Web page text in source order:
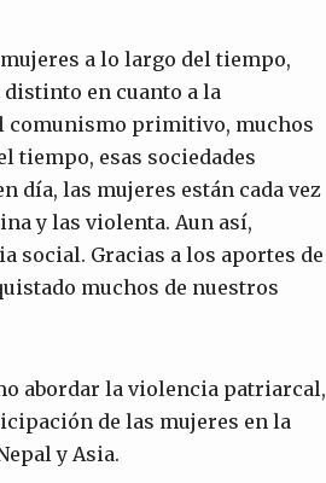
a lo largo del tiempo,
distinto en cuanto a la
comunismo primitivo, muchos
tiempo, esas sociedades
día, las mujeres están cada vez
y las violenta. Aun así,
social. Gracias a los aportes de
muchos de nuestros
abordar la violencia patriarcal,
de las mujeres en la
y Asia.